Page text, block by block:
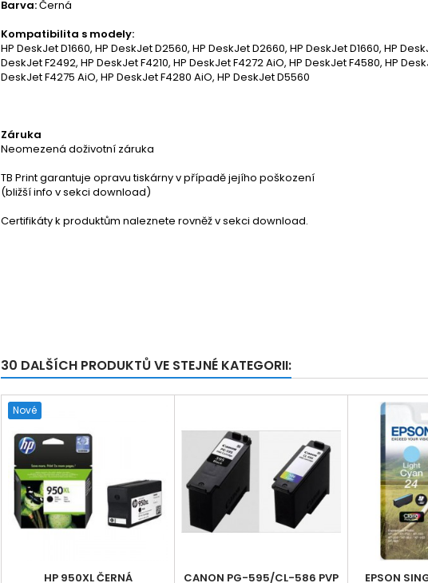
Barva:Černá
Kompatibilita s modely:
HP DeskJet D1660, HP DeskJet D2560, HP DeskJet D2660, HP DeskJet D1660, HP
DeskJet F2492, HP DeskJet F4210, HP DeskJet F4272 AiO, HP DeskJet F4580, HP
DeskJet F4275 AiO, HP DeskJet F4280 AiO, HP DeskJet D5560
Záruka
Neomezená doživotní záruka
TB Print garantuje opravu tiskárny v případě jejího poškození
(bližší info v sekci download)
Certifikáty k produktům naleznete rovněž v sekci download.
30 DALŠÍCH PRODUKTŮ VE STEJNÉ KATEGORII:
Nové
HP 950XL ČERNÁ
CANON PG-595/CL-586 PVP
EPSON